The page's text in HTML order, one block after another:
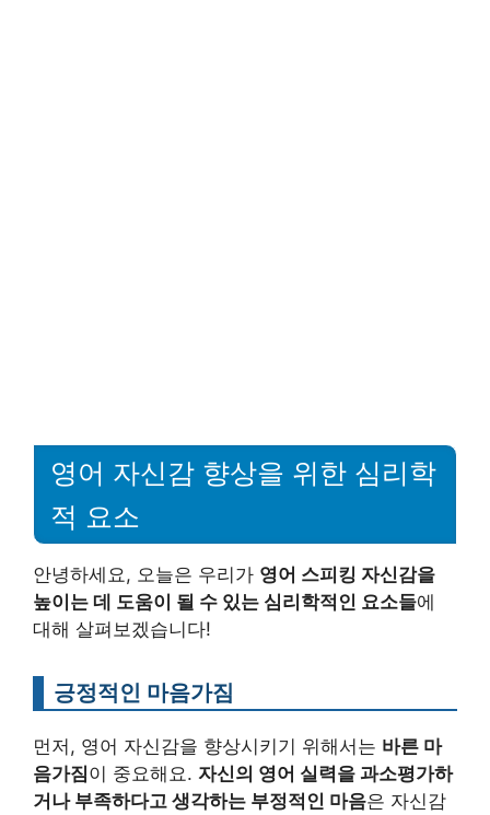
영어 자신감 향상을 위한 심리학
적 요소
안녕하세요, 오늘은 우리가 영어 스피킹 자신감을
높이는 데 도움이 될 수 있는 심리학적인 요소들에
대해 살펴보겠습니다!
긍정적인 마음가짐
먼저, 영어 자신감을 향상시키기 위해서는 바른 마
음가짐이 중요해요. 자신의 영어 실력을 과소평가하
거나 부족하다고 생각하는 부정적인 마음은 자신감